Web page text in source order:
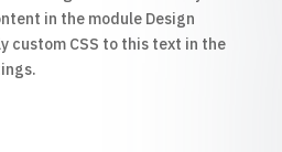
in the module Design
custom CSS to this text in the